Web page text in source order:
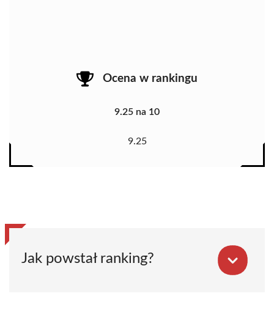
Ocena w rankingu
9.25 na 10
9.25
Jak powstał ranking?